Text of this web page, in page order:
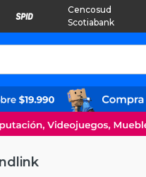
Cencosud
Scotiabank